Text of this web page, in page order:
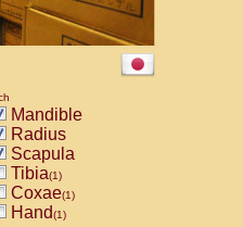
Mandible
Radius
Scapula
Tibia(1)
Coxae(1)
Hand(1)